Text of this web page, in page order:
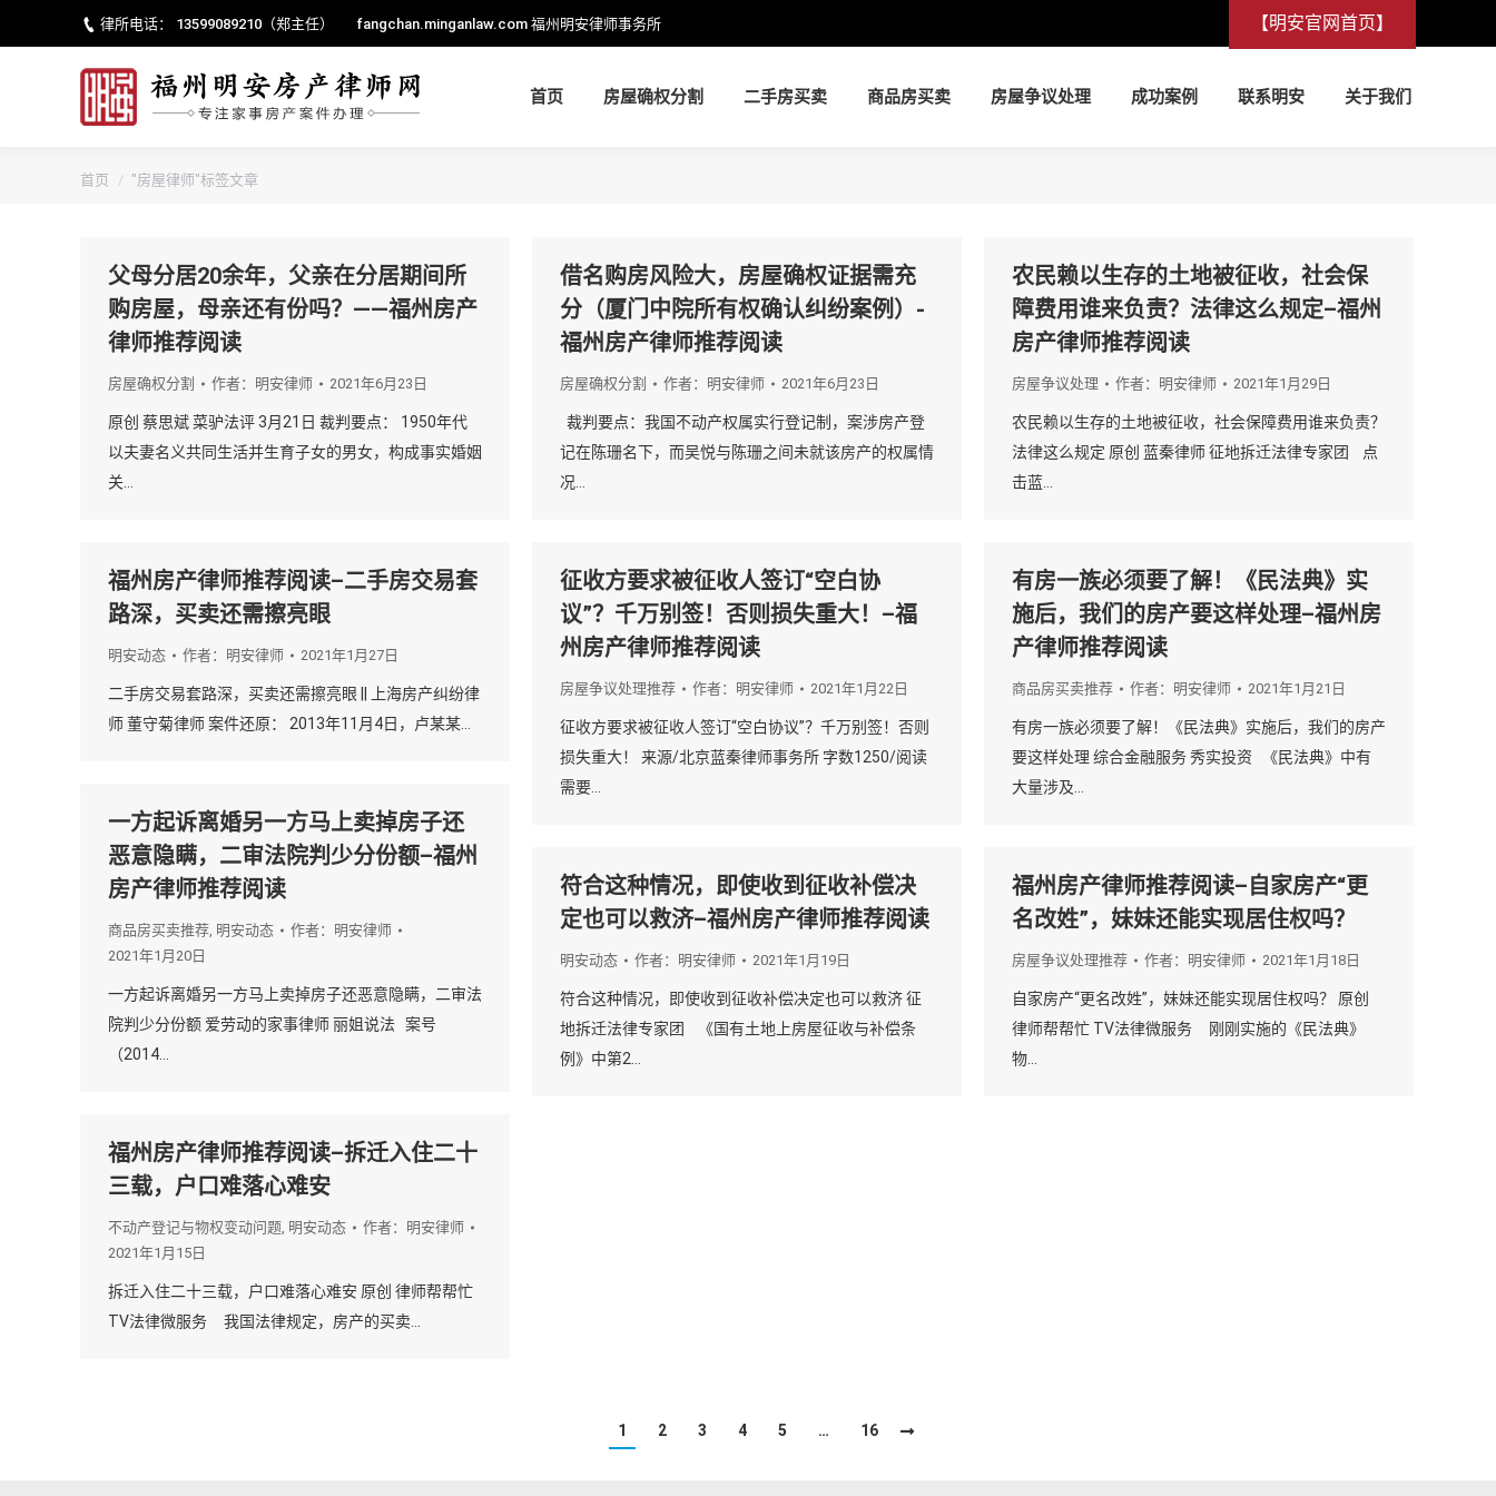
律所电话： 13599089210 （郑主任） fangchan.minganlaw.com 福州明安律师事务所 【明安官网首页】
首页 房屋确权分割 二手房买卖 商品房买卖 房屋争议处理 成功案例 联系明安 关于我们
您的位置：
首页 "房屋律师"标签文章
父母分居20余年，父亲在分居期间所
购房屋，母亲还有份吗？——福州房产
律师推荐阅读
房屋确权分割 作者： 明安律师 2021年6月23日
原创 蔡思斌 菜驴法评 3月21日 裁判要点： 1950年代
以夫妻名义共同生活并生育子女的男女，构成事实婚姻
关…
借名购房风险大，房屋确权证据需充
分（厦门中院所有权确认纠纷案例）-
福州房产律师推荐阅读
房屋确权分割 作者： 明安律师 2021年6月23日
裁判要点：我国不动产权属实行登记制，案涉房产登
记在陈珊名下，而吴悦与陈珊之间未就该房产的权属情
况…
农民赖以生存的土地被征收，社会保
障费用谁来负责？法律这么规定–福州
房产律师推荐阅读
房屋争议处理 作者： 明安律师 2021年1月29日
农民赖以生存的土地被征收，社会保障费用谁来负责？
法律这么规定 原创 蓝秦律师 征地拆迁法律专家团 点
击蓝…
福州房产律师推荐阅读–二手房交易套
路深，买卖还需擦亮眼
明安动态 作者： 明安律师 2021年1月27日
二手房交易套路深，买卖还需擦亮眼 || 上海房产纠纷律
师 董守菊律师 案件还原： 2013年11月4日，卢某某…
征收方要求被征收人签订“空白协
议”？千万别签！否则损失重大！–福
州房产律师推荐阅读
房屋争议处理推荐 作者： 明安律师 2021年1月22日
征收方要求被征收人签订“空白协议”？千万别签！否则
损失重大！ 来源/北京蓝秦律师事务所 字数1250/阅读
需要…
有房一族必须要了解！《民法典》实
施后，我们的房产要这样处理–福州房
产律师推荐阅读
商品房买卖推荐 作者： 明安律师 2021年1月21日
有房一族必须要了解！《民法典》实施后，我们的房产
要这样处理 综合金融服务 秀实投资 《民法典》中有
大量涉及…
一方起诉离婚另一方马上卖掉房子还
恶意隐瞒，二审法院判少分份额–福州
房产律师推荐阅读
商品房买卖推荐, 明安动态 作者： 明安律师
2021年1月20日
一方起诉离婚另一方马上卖掉房子还恶意隐瞒，二审法
院判少分份额 爱劳动的家事律师 丽姐说法 案号
（2014…
符合这种情况，即使收到征收补偿决
定也可以救济–福州房产律师推荐阅读
明安动态 作者： 明安律师 2021年1月19日
符合这种情况，即使收到征收补偿决定也可以救济 征
地拆迁法律专家团 《国有土地上房屋征收与补偿条
例》中第2…
福州房产律师推荐阅读–自家房产“更
名改姓”，妹妹还能实现居住权吗？
房屋争议处理推荐 作者： 明安律师 2021年1月18日
自家房产“更名改姓”，妹妹还能实现居住权吗？ 原创
律师帮帮忙 TV法律微服务 刚刚实施的《民法典》
物…
福州房产律师推荐阅读–拆迁入住二十
三载，户口难落心难安
不动产登记与物权变动问题, 明安动态 作者： 明安律师
2021年1月15日
拆迁入住二十三载，户口难落心难安 原创 律师帮帮忙
TV法律微服务 我国法律规定，房产的买卖…
1 2 3 4 5 … 16
首页 房屋确权分割 联系明安 关于我们